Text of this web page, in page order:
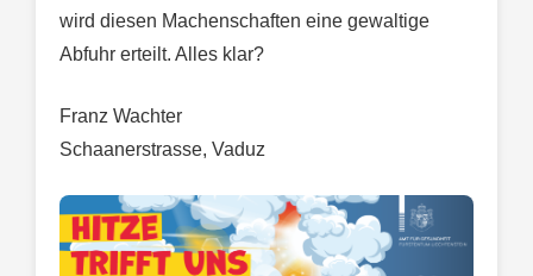
wird diesen Machenschaften eine gewaltige
Abfuhr erteilt. Alles klar?
Franz Wachter
Schaanerstrasse, Vaduz